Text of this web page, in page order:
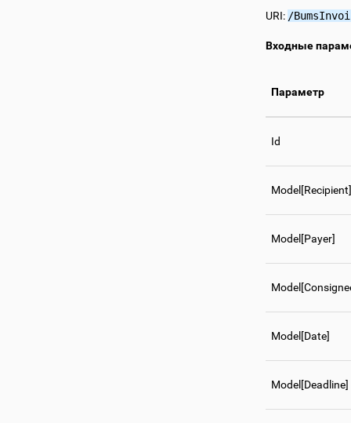
URI: /
Входные
Параметр
Id
Model[Recipient]
Model[Payer]
Model[Date]
Model[Deadline]